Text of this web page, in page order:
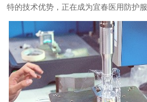
特的技术优势，正在成为宜春医用防护